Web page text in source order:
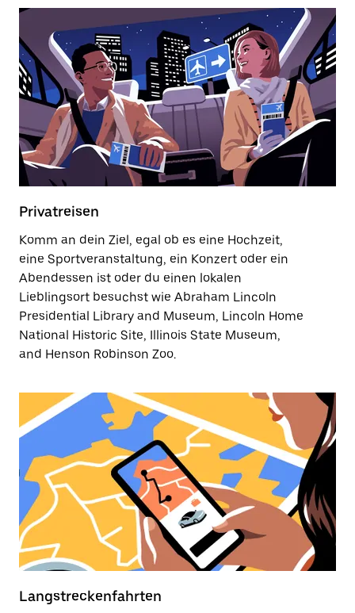
Privatreisen
Komm an dein Ziel, egal ob es eine Hochzeit,
eine Sportveranstaltung, ein Konzert oder ein
Abendessen ist oder du einen lokalen
Lieblingsort besuchst wie Abraham Lincoln
Presidential Library and Museum, Lincoln Home
National Historic Site, Illinois State Museum,
and Henson Robinson Zoo.
Langstreckenfahrten